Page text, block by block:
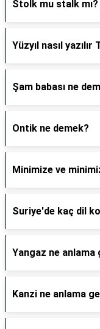
Stolk mu stalk mı?
Yüzyıl nasıl yazılır
Şam babası ne
Ontik ne demek?
Minimize ve
Suriye'de kaç dil
Yangaz ne anlama
Kanzi ne anlama